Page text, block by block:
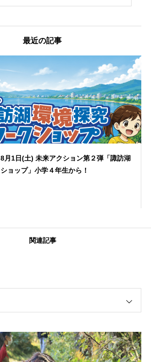
最近の記事
8月1日(土) 未来アクション第２弾「諏訪湖
ョップ」小学４年生から！
大会同日開催！カヤックに乗って諏訪
関連記事